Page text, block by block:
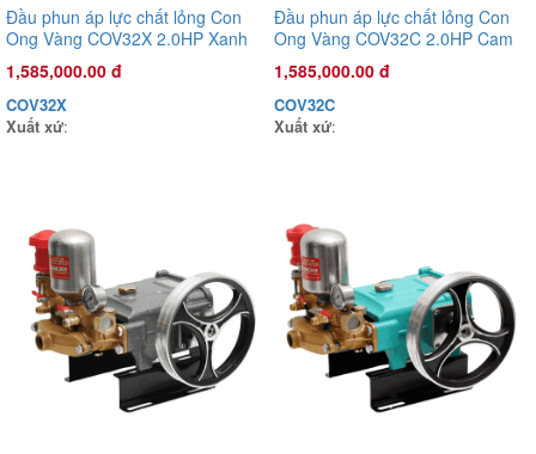
Đầu phun áp lực chất lỏng Con Ong Vàng COV32C 2.0HP Cam
1,585,000.00 đ
COV32C
Đầu phun áp lực chất lỏng Con
Ong Vàng COV32X 2.0HP Xanh
mờ
1,585,000.00 đ
COV32X
Xuất xứ:
Đầu phun áp lực chất lỏng Con
Ong Vàng COV32C 2.0HP Cam
1,585,000.00 đ
COV32C
Xuất xứ: